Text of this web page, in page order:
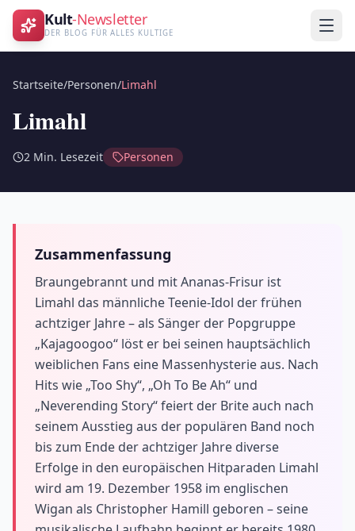
Kult-Newsletter
DER BLOG FÜR ALLES KULTIGE
Startseite/Personen/Limahl
Limahl
2 Min. Lesezeit Personen
Zusammenfassung
Braungebrannt und mit Ananas-Frisur ist
Limahl das männliche Teenie-Idol der frühen
achtziger Jahre – als Sänger der Popgruppe
„Kajagoogoo“ löst er bei seinen hauptsächlich
weiblichen Fans eine Massenhysterie aus. Nach
Hits wie „Too Shy“, „Oh To Be Ah“ und
„Neverending Story“ feiert der Brite auch nach
seinem Ausstieg aus der populären Band noch
bis zum Ende der achtziger Jahre diverse
Erfolge in den europäischen Hitparaden Limahl
wird am 19. Dezember 1958 im englischen
Wigan als Christopher Hamill geboren – seine